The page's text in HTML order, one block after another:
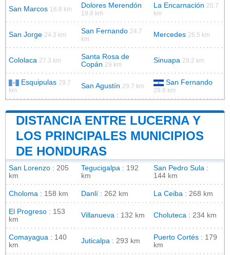
San Marcos 16.8 km Dolores Merendón
19.8 km
La Encarnación 20.7
km
San Jorge 24.3 km San Fernando 24.7
km
Mercedes 26.5 km
Cololaca 27.3 km
Santa Rosa de
Copán 29 km
Sinuapa 29.2 km
Esquipulas 29.7
km
San Agustín 29.7 km San Fernando
29.8 km
DISTANCIA ENTRE LUCERNA Y
LOS PRINCIPALES MUNICIPIOS
DE HONDURAS
San Lorenzo : 205
km
Tegucigalpa : 192
km
San Pedro Sula :
144 km
Choloma : 158 km Danlí : 262 km La Ceiba : 268 km
El Progreso : 153
km
Villanueva : 132 km Choluteca : 234 km
Comayagua : 140
km
Juticalpa : 293 km Puerto Cortés : 179
km